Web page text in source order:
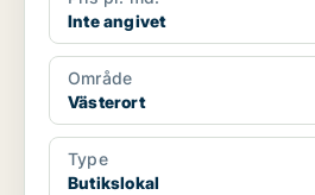
Inte angivet
Område
Västerort
Type
Butikslokal